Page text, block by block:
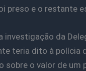
preso e o restante
investigação da
teria dito à polícia
sobre o valor de um